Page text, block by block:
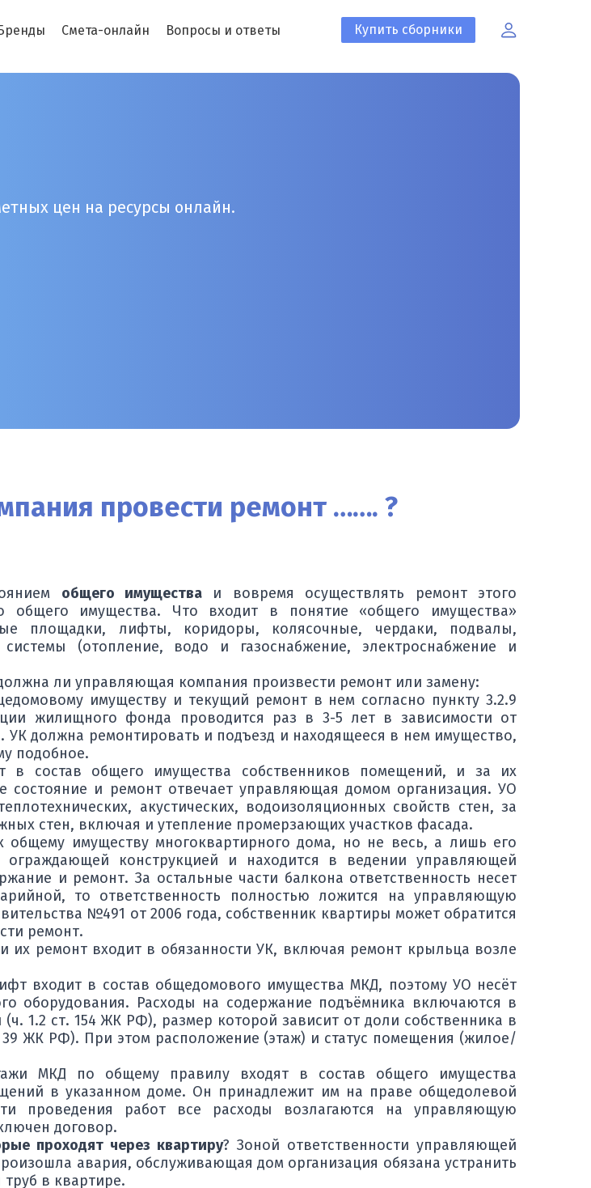
Смета-онлайн Вопросы и ответы Купить сборники
цен на ресурсы онлайн.
провести ремонт ……. ?
общего имуществаи вовремя осуществлять ремонт этого
общего имущества. Что входит в понятие «общего имущества»
площадки, лифты, коридоры, колясочные, чердаки, подвалы,
(отопление, водо и газоснабжение, электроснабжение и
ли управляющая компания произвести ремонт или замену:
имуществу и текущий ремонт в нем согласно пункту 3.2.9
жилищного фонда проводится раз в 3-5 лет в зависимости от
УК должна ремонтировать и подъезд и находящееся в нем имущество,
подобное.
в состав общего имущества собственников помещений, и за их
состояние и ремонт отвечает управляющая домом организация. УО
акустических, водоизоляционных свойств стен, за
стен, включая и утепление промерзающих участков фасада.
имуществу многоквартирного дома, но не весь, а лишь его
ограждающей конструкцией и находится в ведении управляющей
и ремонт. За остальные части балкона ответственность несет
то ответственность полностью ложится на управляющую
№491 от 2006 года, собственник квартиры может обратится
ремонт.
их ремонт входит в обязанности УК, включая ремонт крыльца возле
входит в состав общедомового имущества МКД, поэтому УО несёт
оборудования. Расходы на содержание подъёмника включаются в
1.2 ст. 154 ЖК РФ), размер которой зависит от доли собственника в
ЖК РФ). При этом расположение (этаж) и статус помещения (жилое/
МКД по общему правилу входят в состав общего имущества
в указанном доме. Он принадлежит им на праве общедолевой
проведения работ все расходы возлагаются на управляющую
договор.
проходят через квартиру? Зоной ответственности управляющей
авария, обслуживающая дом организация обязана устранить
в квартире.